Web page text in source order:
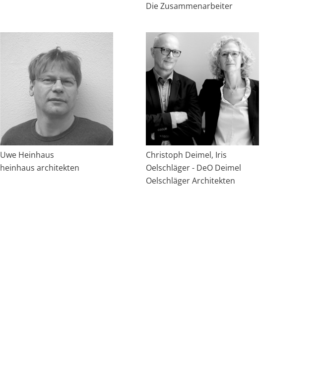
Die Zusammenarbeiter
Uwe Heinhaus
heinhaus architekten
Christoph Deimel, Iris
Oelschläger - DeO Deimel
Oelschläger Architekten